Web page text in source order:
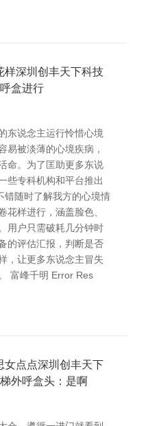
样深圳创丰天下科技
盒进行
东说念主运行怜惜心境
易被淡薄的心境疾病，
命。为了匡助更多东说
些专科机构和平台推出
错随时了解我方的心境情
花样进行，涵盖脸色、
用户只需破耗几分钟时
的评估汇报，判断是否
，让更多东说念主冒失
富峰千明 Error Res
女点点深圳创丰天下
外呼盒头：是啊